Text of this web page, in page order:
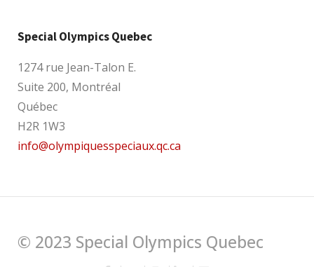
Special Olympics Quebec
1274 rue Jean-Talon E.
Suite 200, Montréal
Québec
H2R 1W3
info@olympiquesspeciaux.qc.ca
© 2023 Special Olympics Quebec